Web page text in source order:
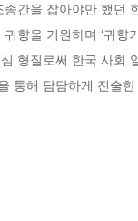
간을 잡아야만 했던
향을 기원하며 ‘귀
형질로써 한국 사회
통해 담담하게 진술